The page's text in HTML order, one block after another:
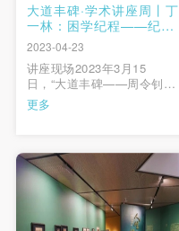
大道丰碑·学术讲座周丨丁
一林：困学纪程——纪念
钟涵先生
2023-04-23
讲座现场2023年3月15
日，“大道丰碑——周令钊、
钟涵、邓澍、侯一民、詹建
俊、李化吉先生系列学术活
——纪念钟涵先生》。讲座
由中央美术学院副院长邱志
杰主持。副院长邱志杰主持
讲座中央美术学院老教授丁
一林 …
更多
验证码